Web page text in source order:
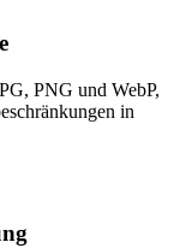
PNG und WebP,
in